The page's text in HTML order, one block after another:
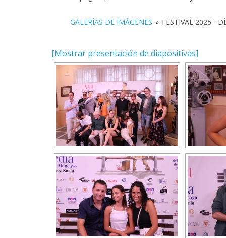
GALERÍAS DE IMÁGENES » FESTIVAL 2025 -
[Mostrar presentación de diapositivas]